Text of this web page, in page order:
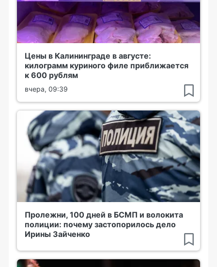
Цены в Калининграде в августе:
килограмм куриного филе приближается
к 600 рублям
вчера, 09:39
Пролежни, 100 дней в БСМП и волокита
полиции: почему застопорилось дело
Ирины Зайченко